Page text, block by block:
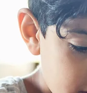
women can
symptoms, improve
life, and feel more
they navigate this